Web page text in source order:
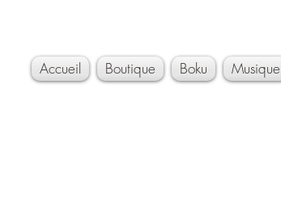
Accueil Boutique Boku Musique